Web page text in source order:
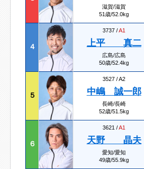
滋賀/滋賀
51歳/52.0kg
４
3737 /A1
上平 真二
広島/広島
50歳/52.4kg
５
3527 /A2
中嶋 誠一郎
長崎/長崎
52歳/51.5kg
６
3621 /A1
天野 晶夫
愛知/愛知
49歳/55.9kg